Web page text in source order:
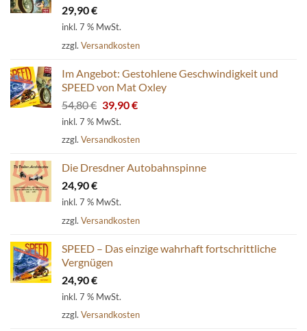
29,90€
inkl. 7 % MwSt.
zzgl. Versandkosten
Im Angebot: Gestohlene Geschwindigkeit und
SPEED von Mat Oxley
54,80€ Ursprünglicher
Preis
54,80 €
39,90€Aktueller
39,90 €.
inkl. 7 % MwSt.
zzgl. Versandkosten
Die Dresdner Autobahnspinne
24,90€
inkl. 7 % MwSt.
zzgl. Versandkosten
SPEED – Das einzige wahrhaft fortschrittliche
Vergnügen
24,90€
inkl. 7 % MwSt.
zzgl. Versandkosten